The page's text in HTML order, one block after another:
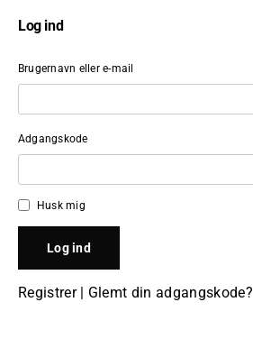
Log ind
Brugernavn eller e-mail
Adgangskode
Husk mig
Registrer| Glemt din adgangskode?